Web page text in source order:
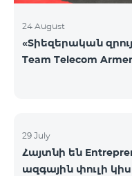
24 August
«Տիեզերական
Team Telecom
29 July
Հայտնի են
ազգային փուլի